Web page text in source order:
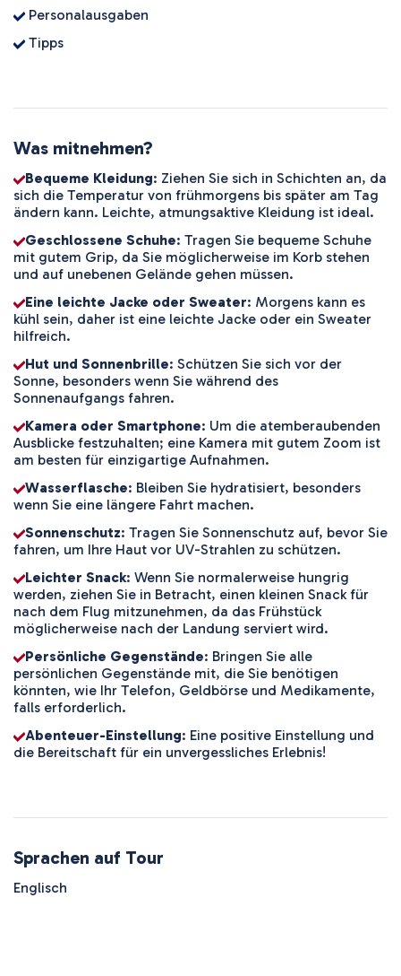
Personalausgaben
Tipps
Was mitnehmen?
Bequeme Kleidung: Ziehen Sie sich in Schichten an, da
sich die Temperatur von frühmorgens bis später am Tag
ändern kann. Leichte, atmungsaktive Kleidung ist ideal.
Geschlossene Schuhe: Tragen Sie bequeme Schuhe
mit gutem Grip, da Sie möglicherweise im Korb stehen
und auf unebenen Gelände gehen müssen.
Eine leichte Jacke oder Sweater: Morgens kann es
kühl sein, daher ist eine leichte Jacke oder ein Sweater
hilfreich.
Hut und Sonnenbrille: Schützen Sie sich vor der
Sonne, besonders wenn Sie während des
Sonnenaufgangs fahren.
Kamera oder Smartphone: Um die atemberaubenden
Ausblicke festzuhalten; eine Kamera mit gutem Zoom ist
am besten für einzigartige Aufnahmen.
Wasserflasche: Bleiben Sie hydratisiert, besonders
wenn Sie eine längere Fahrt machen.
Sonnenschutz: Tragen Sie Sonnenschutz auf, bevor Sie
fahren, um Ihre Haut vor UV-Strahlen zu schützen.
Leichter Snack: Wenn Sie normalerweise hungrig
werden, ziehen Sie in Betracht, einen kleinen Snack für
nach dem Flug mitzunehmen, da das Frühstück
möglicherweise nach der Landung serviert wird.
Persönliche Gegenstände: Bringen Sie alle
persönlichen Gegenstände mit, die Sie benötigen
könnten, wie Ihr Telefon, Geldbörse und Medikamente,
falls erforderlich.
Abenteuer-Einstellung: Eine positive Einstellung und
die Bereitschaft für ein unvergessliches Erlebnis!
Sprachen auf Tour
Englisch